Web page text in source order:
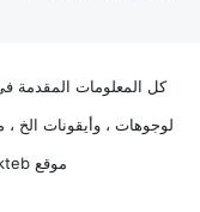
لوجوهات ، وأيقونات الخ ،
موقع akteb بإستثناء لوجو وأيقون akteb.